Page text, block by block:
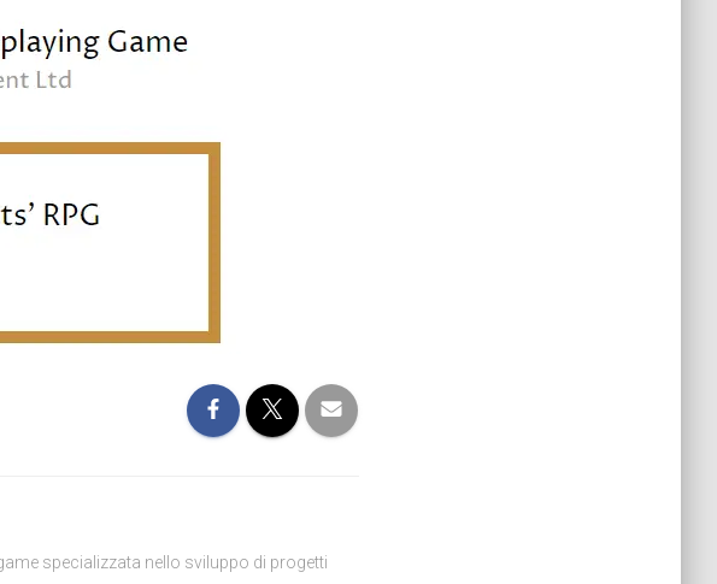
specializzata nello sviluppo di progetti